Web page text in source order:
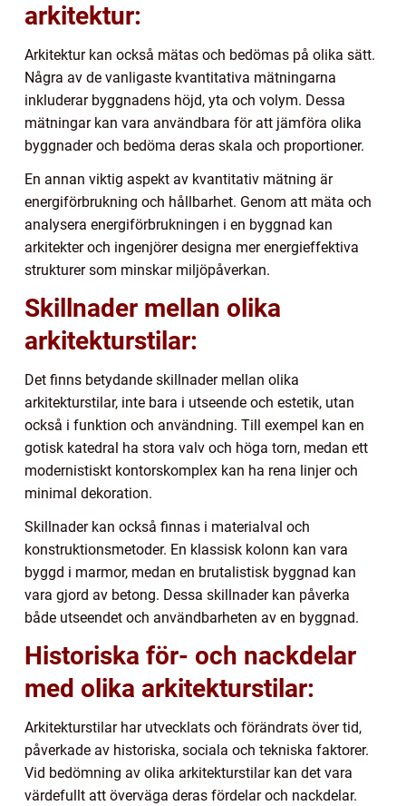
arkitektur:
Arkitektur kan också mätas och bedömas på olika sätt.
Några av de vanligaste kvantitativa mätningarna
inkluderar byggnadens höjd, yta och volym. Dessa
mätningar kan vara användbara för att jämföra olika
byggnader och bedöma deras skala och proportioner.
En annan viktig aspekt av kvantitativ mätning är
energiförbrukning och hållbarhet. Genom att mäta och
analysera energiförbrukningen i en byggnad kan
arkitekter och ingenjörer designa mer energieffektiva
strukturer som minskar miljöpåverkan.
Skillnader mellan olika
arkitekturstilar:
Det finns betydande skillnader mellan olika
arkitekturstilar, inte bara i utseende och estetik, utan
också i funktion och användning. Till exempel kan en
gotisk katedral ha stora valv och höga torn, medan ett
modernistiskt kontorskomplex kan ha rena linjer och
minimal dekoration.
Skillnader kan också finnas i materialval och
konstruktionsmetoder. En klassisk kolonn kan vara
byggd i marmor, medan en brutalistisk byggnad kan
vara gjord av betong. Dessa skillnader kan påverka
både utseendet och användbarheten av en byggnad.
Historiska för- och nackdelar
med olika arkitekturstilar:
Arkitekturstilar har utvecklats och förändrats över tid,
påverkade av historiska, sociala och tekniska faktorer.
Vid bedömning av olika arkitekturstilar kan det vara
värdefullt att överväga deras fördelar och nackdelar.